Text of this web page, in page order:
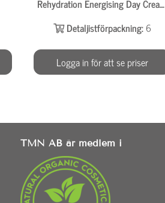
Rehydration Energising Day Cream
Detaljistförpackning:6
Logga in för att se priser
TMN AB är medlem i